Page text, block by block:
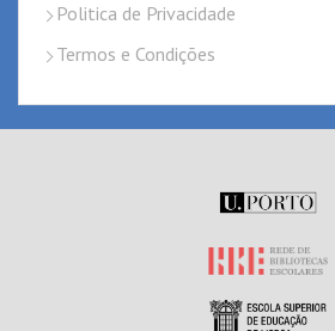
Politica de Privacidade
Termos e Condições